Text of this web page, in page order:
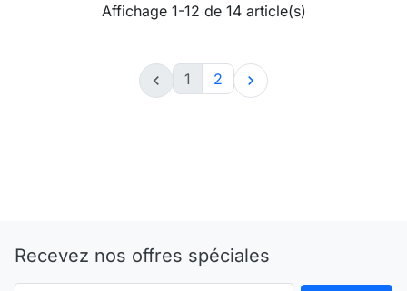
Affichage 1-12 de 14 article(s)
 1 2 
Recevez nos offres spéciales